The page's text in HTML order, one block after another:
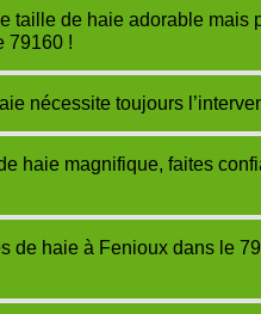
taille de haie adorable mais
79160 !
nécessite toujours
haie magnifique, faites
de haie à Fenioux dans le